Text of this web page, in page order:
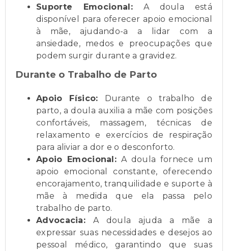
Suporte Emocional:A doula está
disponível para oferecer apoio emocional
à mãe, ajudando-a a lidar com a
ansiedade, medos e preocupações que
podem surgir durante a gravidez.
Durante o Trabalho de Parto
Apoio Físico: Durante o trabalho de
parto, a doula auxilia a mãe com posições
confortáveis, massagem, técnicas de
relaxamento e exercícios de respiração
para aliviar a dor e o desconforto.
Apoio Emocional: A doula fornece um
apoio emocional constante, oferecendo
encorajamento, tranquilidade e suporte à
mãe à medida que ela passa pelo
trabalho de parto.
Advocacia: A doula ajuda a mãe a
expressar suas necessidades e desejos ao
pessoal médico, garantindo que suas